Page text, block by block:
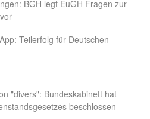
BGH legt EuGH Fragen zur
Teilerfolg für Deutschen
"divers": Bundeskabinett hat
beschlossen